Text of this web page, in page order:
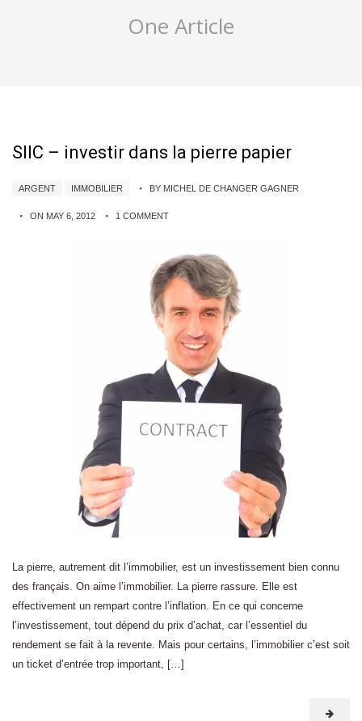
One Article
SIIC – investir dans la pierre papier
ARGENT IMMOBILIER BY MICHEL DE CHANGER GAGNER
ON MAY 6, 2012 1 COMMENT
La pierre, autrement dit l’immobilier, est un investissement bien connu
des français. On aime l’immobilier. La pierre rassure. Elle est
effectivement un rempart contre l’inflation. En ce qui concerne
l’investissement, tout dépend du prix d’achat, car l’essentiel du
rendement se fait à la revente. Mais pour certains, l’immobilier c’est soit
un ticket d’entrée trop important, […]